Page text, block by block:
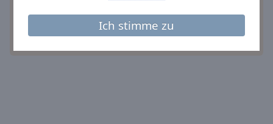
Ich stimme zu
andere Optionen